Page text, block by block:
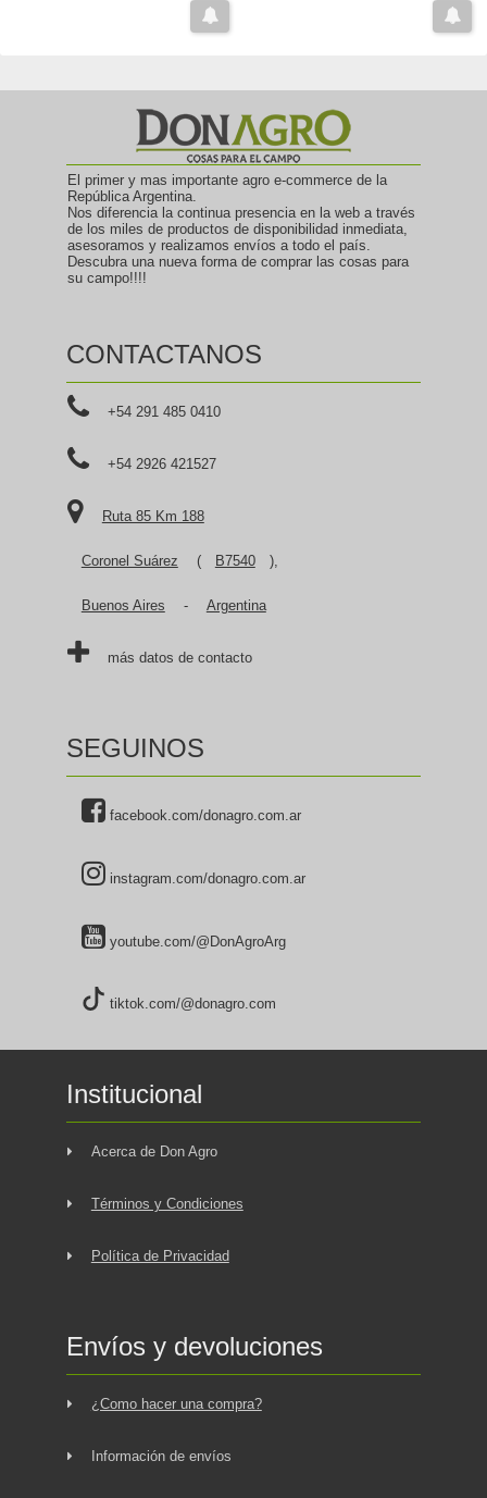
El primer y mas importante agro e-commerce de la
República Argentina.
Nos diferencia la continua presencia en la web a través
de los miles de productos de disponibilidad inmediata,
asesoramos y realizamos envíos a todo el país.
Descubra una nueva forma de comprar las cosas para
su campo!!!!
CONTACTANOS
+54 291 485 0410
+54 2926 421527
Ruta 85 Km 188
Coronel Suárez ( B7540 ),
Buenos Aires - Argentina
más datos de contacto
SEGUINOS
facebook.com/donagro.com.ar
instagram.com/donagro.com.ar
youtube.com/@DonAgroArg
tiktok.com/@donagro.com
Institucional
Acerca de Don Agro
Términos y Condiciones
Política de Privacidad
Envíos y devoluciones
¿Como hacer una compra?
Información de envíos